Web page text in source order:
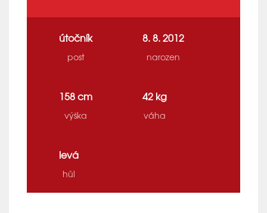
útočník
post
8. 8. 2012
narozen
158 cm
výška
42 kg
váha
levá
hůl